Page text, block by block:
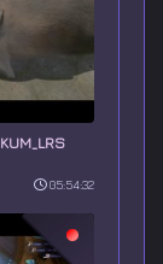
05:54:32